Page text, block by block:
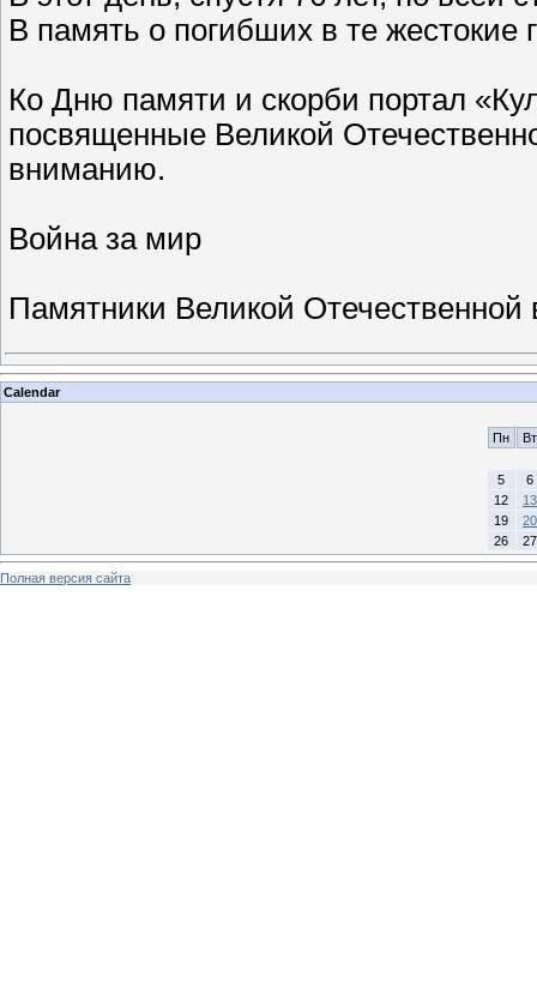
В память о погибших в те жестокие
Ко Дню памяти и скорби портал
посвященные Великой
вниманию.
Война за мир
Памятники Великой Отечественной
Calendar
Пн Вт
5
6
12
13
19
20
26
27
Полная версия сайта